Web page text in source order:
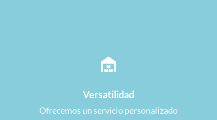
Versatilidad
Ofrecemos un servicio personalizado